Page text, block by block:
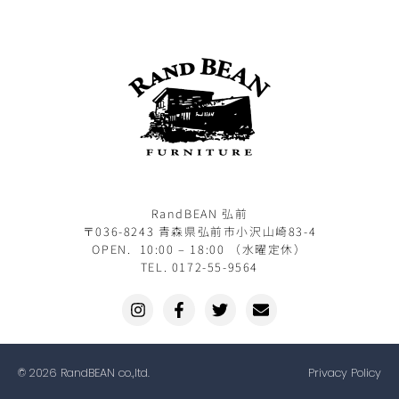
RandBEAN 弘前
〒036-8243 青森県弘前市小沢山崎83-4
OPEN. 10:00 – 18:00 （水曜定休）
TEL. 0172-55-9564
© 2026 RandBEAN co.,ltd. Privacy Policy